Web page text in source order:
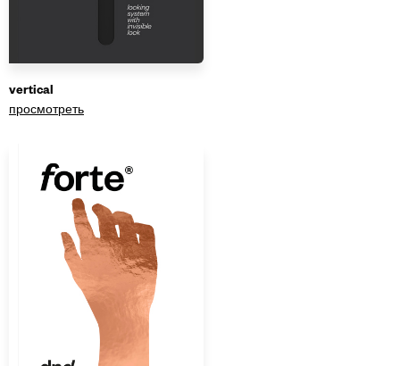
vertical
просмотреть